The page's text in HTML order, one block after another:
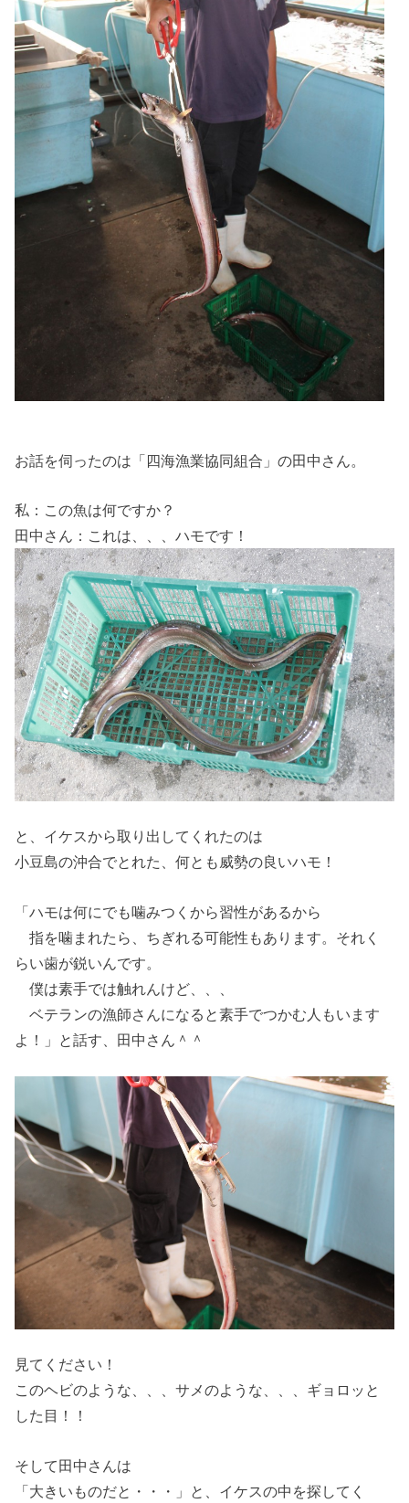
お話を伺ったのは「四海漁業協同組合」の田中さん。
私：この魚は何ですか？
田中さん：これは、、、ハモです！
と、イケスから取り出してくれたのは
小豆島の沖合でとれた、何とも威勢の良いハモ！
「ハモは何にでも噛みつくから習性があるから
指を噛まれたら、ちぎれる可能性もあります。それく
らい歯が鋭いんです。
僕は素手では触れんけど、、、
ベテランの漁師さんになると素手でつかむ人もいます
よ！」と話す、田中さん＾＾
見てください！
このヘビのような、、、サメのような、、、ギョロッと
した目！！
そして田中さんは
「大きいものだと・・・」と、イケスの中を探してく